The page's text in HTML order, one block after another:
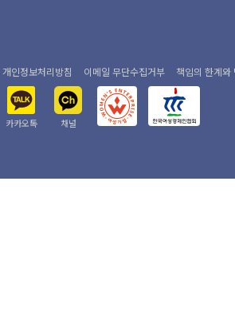
개인정보처리방침 이메일 무단수집거부 책임의 한계와
카카오톡 채널